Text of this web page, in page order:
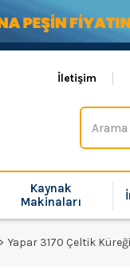
İletişim
Kaynak
Makinaları
Yapar 3170 Çeltik